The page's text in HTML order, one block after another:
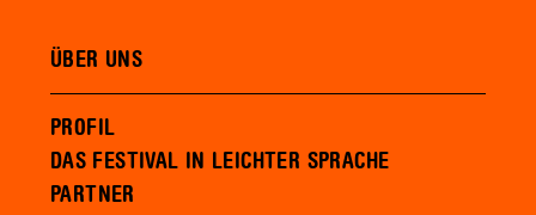
ÜBER UNS
PROFIL
DAS FESTIVAL IN LEICHTER SPRACHE
PARTNER